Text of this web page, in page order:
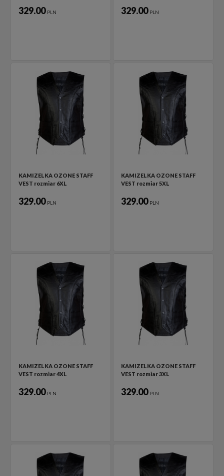
329.00 PLN 329.00 PLN
KAMIZELKA OZONE STAFF
VEST rozmiar 6XL
329.00 PLN
KAMIZELKA OZONE STAFF
VEST rozmiar 5XL
329.00 PLN
KAMIZELKA OZONE STAFF
VEST rozmiar 4XL
329.00 PLN
KAMIZELKA OZONE STAFF
VEST rozmiar 3XL
329.00 PLN